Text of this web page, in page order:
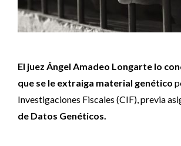
El juez Ángel Amadeo Longarte lo
que se le extraiga material genético
Investigaciones Fiscales (CIF), previa
de Datos Genéticos.